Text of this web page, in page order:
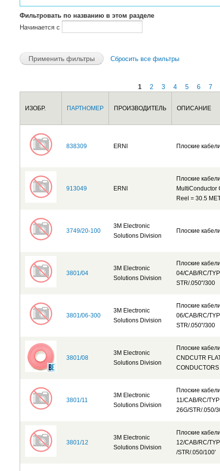
Фильтровать по названию в этом разделе
Начинается с
Сбросить все фильтры
Страницы
1 2 3 4 5 6 7
ИЗОБР. ПАРТНОМЕР ПРОИЗВОДИТЕЛЬ ОПИСАНИЕ
838309 ERNI Плоские
913049 ERNI
Плоские
MultiConductor
Reel = 30.5
3749/20-100
3M Electronic
Solutions Division
Плоские
3801/04
3M Electronic
Solutions Division
Плоские
04/CAB/RC/
STR/.050"/300
3801/06-300
3M Electronic
Solutions Division
Плоские
06/CAB/RC/
STR/.050"/300
3801/08
3M Electronic
Solutions Division
Плоские
CNDCUTR
CONDUCTORS
3801/11
3M Electronic
Solutions Division
Плоские
11/CAB/RC/
26G/STR/.050/
3801/12
3M Electronic
Solutions Division
Плоские
12/CAB/RC/
/STR/.050/100'